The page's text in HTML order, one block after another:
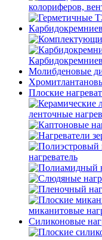
колориферов,
Молибденовые
Плоские
ленточные
нагреватель
миканитовые
Силиконовые